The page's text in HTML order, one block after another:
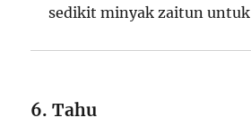
sedikit minyak zaitun untuk
6. Tahu